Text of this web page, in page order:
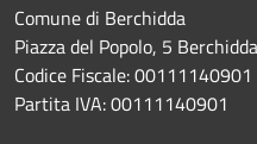
Comune di Berchidda
Piazza del Popolo, 5
Codice Fiscale: 00111140901
Partita IVA: 00111140901